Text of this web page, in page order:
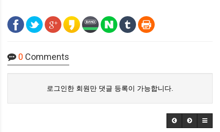
0 Comments
로그인한 회원만 댓글 등록이 가능합니다.